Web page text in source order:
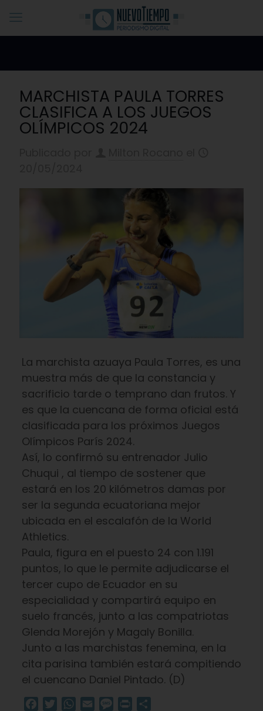
MARCHISTA PAULA TORRES
CLASIFICA A LOS JUEGOS
OLÍMPICOS 2024
La marchista azuaya Paula Torres, es una
muestra más de que la constancia y
sacrificio tarde o temprano dan frutos. Y
es que la cuencana de forma oficial está
clasificada para los próximos Juegos
Olímpicos París 2024.
Así, lo confirmó su entrenador Julio
Chuqui , al tiempo de sostener que
estará en los 20 kilómetros damas por
ser la segunda ecuatoriana mejor
ubicada en el escalafón de la World
Athletics.
Paula, figura en el puesto 24 con 1.191
puntos, lo que le permite adjudicarse el
tercer cupo de Ecuador en su
especialidad y compartirá equipo en
suelo francés, junto a las compatriotas
Glenda Morejón y Magaly Bonilla.
Junto a las marchistas fenemina, en la
cita parisina también estará compitiendo
el cuencano Daniel Pintado. (D)
Facebook
TwitterWhatsApp
Email Message
Print